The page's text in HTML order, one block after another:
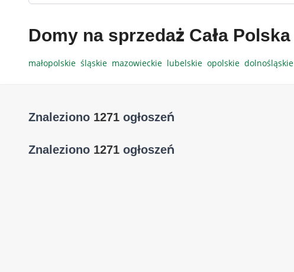
Domy na sprzedaż Cała Polska
małopolskie śląskie mazowieckie lubelskie opolskie dolnośląskie
Znaleziono 1271 ogłoszeń
Znaleziono 1271 ogłoszeń